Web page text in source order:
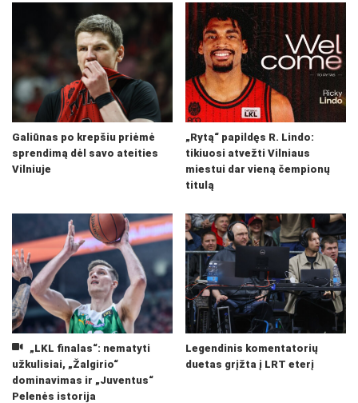
Galiūnas po krepšiu priėmė
sprendimą dėl savo ateities
Vilniuje
„Rytą“ papildęs R. Lindo:
tikiuosi atvežti Vilniaus
miestui dar vieną čempionų
titulą
„LKL finalas“: nematyti
užkulisiai, „Žalgirio“
dominavimas ir „Juventus“
Pelenės istorija
Legendinis komentatorių
duetas grįžta į LRT eterį